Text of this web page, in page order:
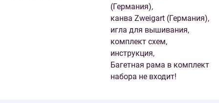
(Германия),
канва Zweigart (Германия),
игла для вышивания,
комплект схем,
инструкция,
Багетная рама в комплект
набора не входит!